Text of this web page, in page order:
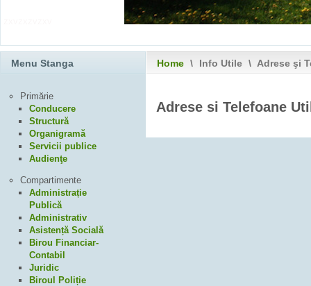
Home \ Info Utile \ Adrese şi
Adrese si Telefoane
Menu Stanga
Primărie
Conducere
Structură
Organigramă
Servicii publice
Audienţe
Compartimente
Administrație
Publică
Administrativ
Asistență Socială
Birou Financiar-
Contabil
Juridic
Biroul Poliție